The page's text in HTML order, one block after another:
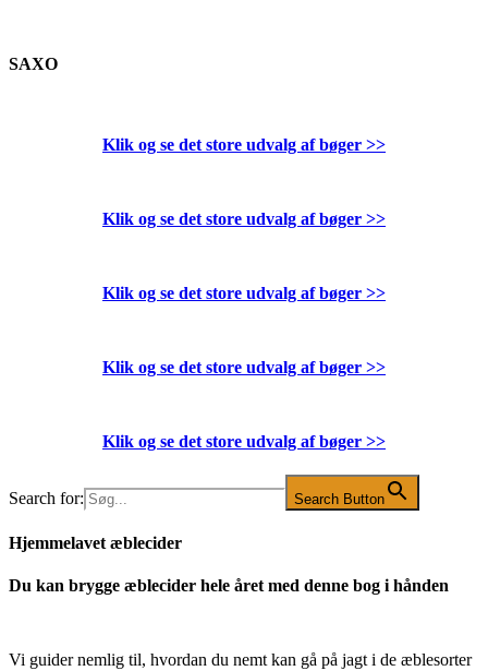
SAXO
Klik og se det store udvalg af bøger >>
Klik og se det store udvalg af bøger >>
Klik og se det store udvalg af bøger >>
Klik og se det store udvalg af bøger >>
Klik og se det store udvalg af bøger >>
Search for: Search Button
Hjemmelavet æblecider
Du kan brygge æblecider hele året med denne bog i hånden
Vi guider nemlig til, hvordan du nemt kan gå på jagt i de æblesorter